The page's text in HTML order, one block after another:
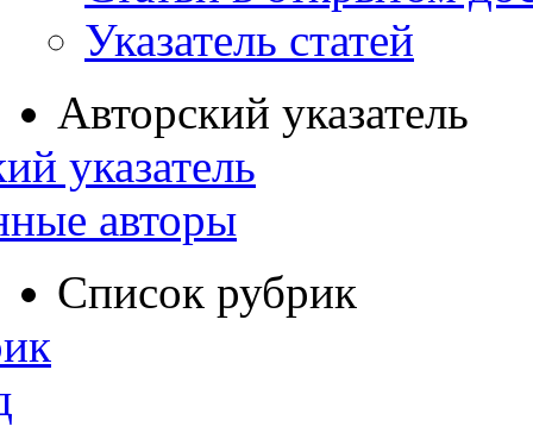
Указатель статей
Авторский указатель
указатель
авторы
Список рубрик